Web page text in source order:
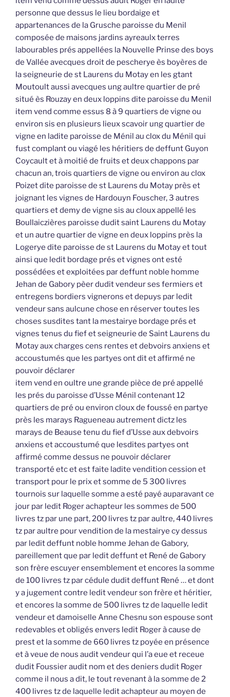
personne que dessus le lieu bordaige et
appartenances de la Grusche paroisse du Menil
composée de maisons jardins ayreaulx terres
labourables prés appellées la Nouvelle Prinse des boys
de Vallée avecques droit de pescherye ès boyères de
la seigneurie de st Laurens du Motay en les gtant
Moutoult aussi avecques ung aultre quartier de pré
situé ès Rouzay en deux loppins dite paroisse du Menil
item vend comme essus 8 à 9 quartiers de vigne ou
environ sis en plusieurs lieux scavoir ung quartier de
vigne en ladite paroisse de Ménil au clox du Ménil qui
fust complant ou viagé les héritiers de deffunt Guyon
Coycault et à moitié de fruits et deux chappons par
chacun an, trois quartiers de vigne ou environ au clox
Poizet dite paroisse de st Laurens du Motay près et
joignant les vignes de Hardouyn Fouscher, 3 autres
quartiers et demy de vigne sis au cloux appellé les
Boullaiczières paroisse dudit saint Laurens du Motay
et un autre quartier de vigne en deux loppins près la
Logerye dite paroisse de st Laurens du Motay et tout
ainsi que ledit bordage prés et vignes ont esté
possédées et exploitées par deffunt noble homme
Jehan de Gabory pèer dudit vendeur ses fermiers et
entregens bordiers vignerons et depuys par ledit
vendeur sans aulcune chose en réserver toutes les
choses susdites tant la mestairye bordage prés et
vignes tenus du fief et seigneurie de Saint Laurens du
Motay aux charges cens rentes et debvoirs anxiens et
accoustumés que les partyes ont dit et affirmé ne
pouvoir déclarer
item vend en oultre une grande pièce de pré appellé
les prés du paroisse d’Usse Ménil contenant 12
quartiers de pré ou environ cloux de foussé en partye
près les marays Ragueneau autrement dictz les
marays de Beause tenu du fief d’Usse aux debvoirs
anxiens et accoustumé que lesdites partyes ont
affirmé comme dessus ne pouvoir déclarer
transporté etc et est faite ladite vendition cession et
transport pour le prix et somme de 5 300 livres
tournois sur laquelle somme a esté payé auparavant ce
jour par ledit Roger achapteur les sommes de 500
livres tz par une part, 200 livres tz par aultre, 440 livres
tz par aultre pour vendition de la mestairye cy dessus
par ledit deffunt noble homme Jehan de Gabory,
pareillement que par ledit deffunt et René de Gabory
son frère escuyer ensemblement et encores la somme
de 100 livres tz par cédule dudit deffunt René … et dont
y a jugement contre ledit vendeur son frère et héritier,
et encores la somme de 500 livres tz de laquelle ledit
vendeur et damoiselle Anne Chesnu son espouse sont
redevables et obligés envers ledit Roger à cause de
prest et la somme de 660 livres tz poyée en présence
et à veue de nous audit vendeur qui l’a eue et receue
dudit Foussier audit nom et des deniers dudit Roger
comme il nous a dit, le tout revenant à la somme de 2
400 livres tz de laquelle ledit achapteur au moyen de